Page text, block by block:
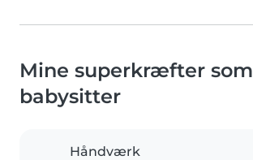
Mine superkræfter som
babysitter
Håndværk